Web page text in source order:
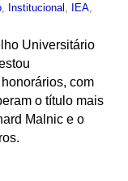
, Institucional IEA,
Universitário
com
o título mais
Malnic e o